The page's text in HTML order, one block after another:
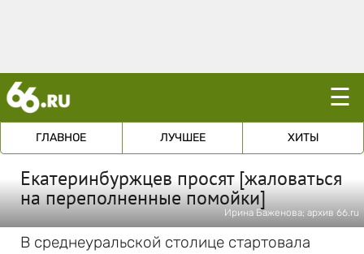
☰
ГЛАВНОЕ ЛУЧШЕЕ ХИТЫ
Екатеринбуржцев просят [жаловаться
на переполненные помойки]
Ирина Баженова; архив 66.ru
В среднеуральской столице стартовала